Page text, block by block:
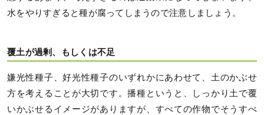
水をやりすぎると種が腐ってしまうので注意しましょう。
覆土が過剰、もしくは不足
嫌光性種子、好光性種子のいずれかにあわせて、土のかぶせ
方を考えることが大切です。播種というと、しっかり土で覆
いかぶせるイメージがありますが、すべての作物でそうすべ